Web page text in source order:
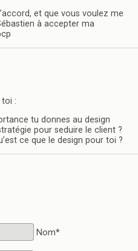
et que vous voulez me
à accepter ma
toi :
tu donnes au design
pour seduire le client ?
ce que le design pour toi ?
Nom*